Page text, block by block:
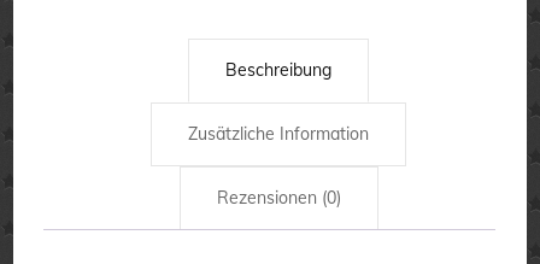
Beschreibung
Zusätzliche Information
Rezensionen (0)